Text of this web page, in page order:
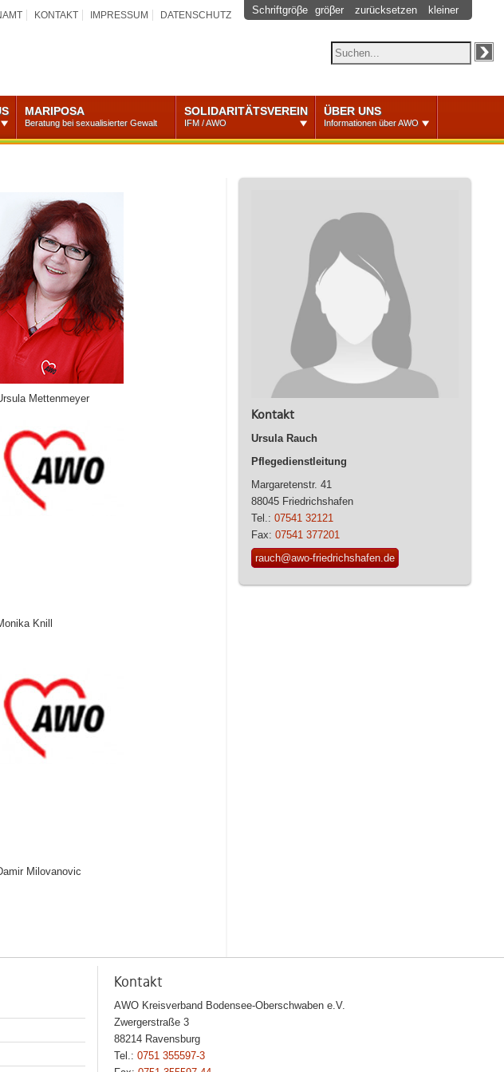
KONTAKT IMPRESSUM DATENSCHUTZ Schriftgröβe gröβer zurücksetzen kleiner
MARIPOSA
Beratung bei sexualisierter Gewalt
SOLIDARITÄTSVEREIN
IFM / AWO
ÜBER UNS
Informationen über AWO
Mettenmeyer
Knill
Milovanovic
Kontakt
Ursula Rauch
Pflegedienstleitung
Margaretenstr. 41
88045 Friedrichshafen
Tel.: 07541 32121
Fax: 07541 377201
rauch@awo-friedrichshafen.de
Kontakt
AWO Kreisverband Bodensee-Oberschwaben e.V.
Zwergerstraße 3
88214 Ravensburg
Tel.: 0751 355597-3